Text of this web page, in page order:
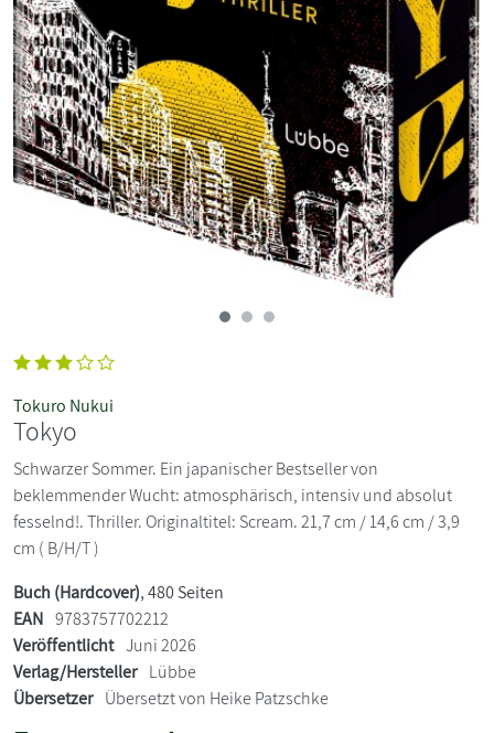
Tokuro Nukui
Tokyo
Schwarzer Sommer. Ein japanischer Bestseller von
beklemmender Wucht: atmosphärisch, intensiv und absolut
fesselnd!. Thriller. Originaltitel: Scream. 21,7 cm / 14,6 cm / 3,9
cm ( B/H/T )
Buch (Hardcover), 480 Seiten
EAN 9783757702212
Veröffentlicht Juni 2026
Verlag/Hersteller Lübbe
Übersetzer Übersetzt von Heike Patzschke